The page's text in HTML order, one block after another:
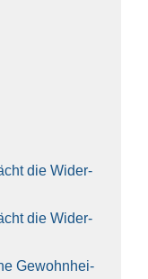
die Wider­
die Wider­
Gewohn­hei­